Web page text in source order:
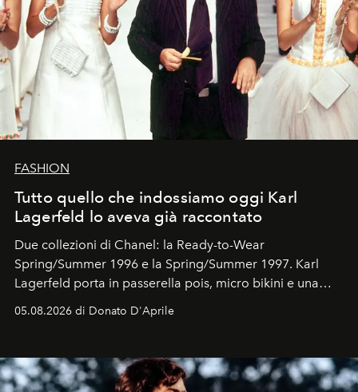
FASHION
Tutto quello che indossiamo oggi Karl
Lagerfeld lo aveva già raccontato
Due collezioni di Chanel: la Ready-to-Wear
Spring/Summer 1996 e la Spring/Summer 1997. Karl
Lagerfeld porta in passerella pois, micro bikini e una
logomania pensata per la spiaggia
Kate, Claudia e Carla una dietro l'altra. Trent'anni dopo,
uno dei documenti più contemporanei che abbiamo.
05.08.2026 di Donato D'Aprile